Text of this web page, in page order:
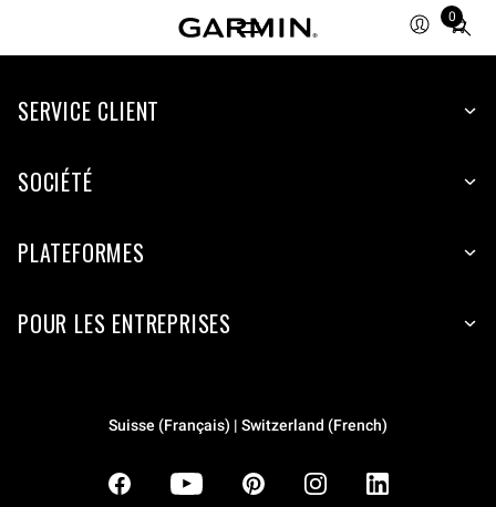
0
Total
items
cart:
SERVICE CLIENT
SOCIÉTÉ
PLATEFORMES
POUR LES ENTREPRISES
Suisse (Français) | Switzerland (French)